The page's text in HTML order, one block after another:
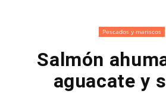
Pescados y mariscos
Salmón
aguacate y